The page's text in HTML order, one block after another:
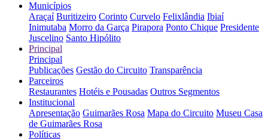
Municípios
Araçaí Buritizeiro Corinto Curvelo Felixlândia Ibiaí
Inimutaba Morro da Garça Pirapora Ponto Chique Presidente
Juscelino Santo Hipólito
Principal
Principal
Publicações Gestão do Circuito Transparência
Parceiros
Restaurantes Hotéis e Pousadas Outros Segmentos
Institucional
Apresentação Guimarães Rosa Mapa do Circuito Museu Casa
de Guimarães Rosa
Políticas